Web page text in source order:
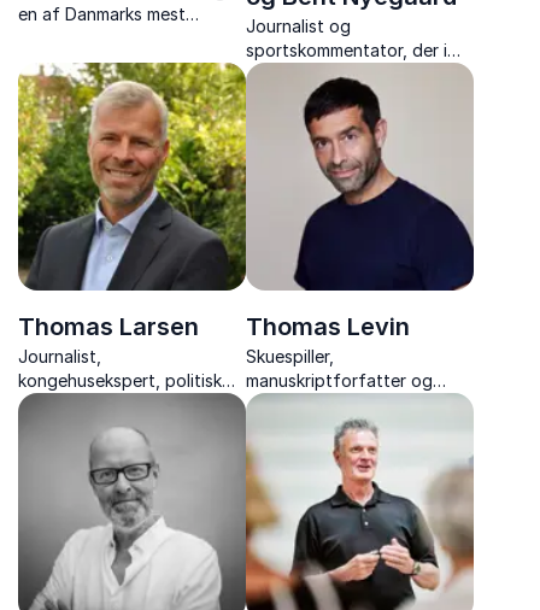
en af Danmarks mest
overbevisende litterære
talenter - om forfatterskab,
ophav og social arv.
Journalist og
sportskommentator, der i
næsten to årtier satte ord
på dansk håndboldhistorie –
et inspirerende foredrag om
passion og venskab.
Thomas Larsen
Journalist,
kongehusekspert, politisk
kommentator og forfatter
Thomas Levin
Skuespiller,
manuskriptforfatter og
instruktør, der deler
erfaringer og giver praktiske
værktøjer til bedre
præsentation, kropssprog
og personlig
gennemslagskraft.